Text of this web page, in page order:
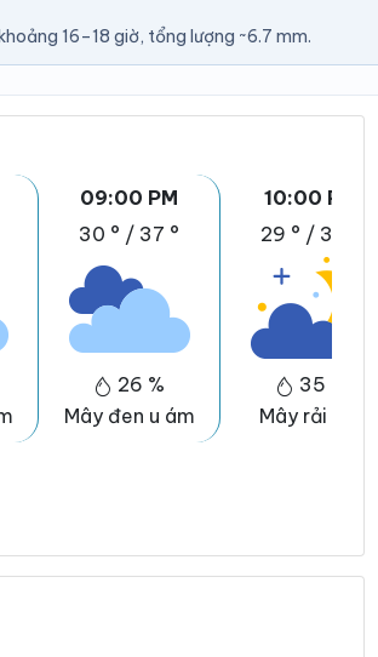
16–18 giờ, tổng lượng ~6.7 mm.
09:00 PM
30 ° / 37 °
26 %
Mây đen u ám
10:00 PM
29 ° / 36 °
35 %
Mây rải rác